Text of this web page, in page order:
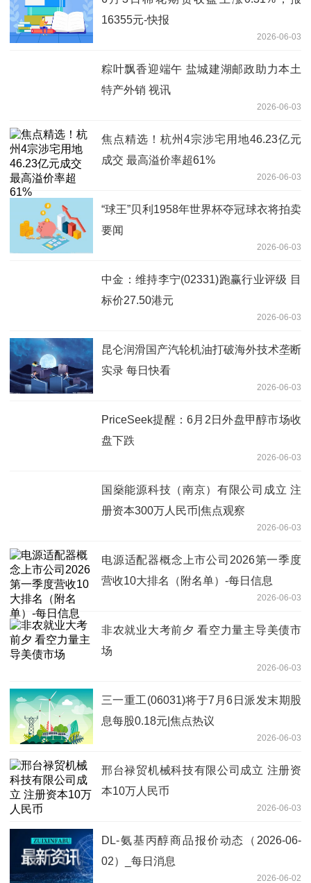
16355元-快报
2026-06-03
粽叶飘香迎端午 盐城建湖邮政助力本土
特产外销 视讯
2026-06-03
焦点精选！杭州4宗涉宅用地46.23亿元
成交 最高溢价率超61%
2026-06-03
“球王”贝利1958年世界杯夺冠球衣将拍卖
要闻
2026-06-03
中金：维持李宁(02331)跑赢行业评级 目
标价27.50港元
2026-06-03
昆仑润滑国产汽轮机油打破海外技术垄断
实录 每日快看
2026-06-03
PriceSeek提醒：6月2日外盘甲醇市场收
盘下跌
2026-06-03
国燊能源科技（南京）有限公司成立 注
册资本300万人民币|焦点观察
2026-06-03
电源适配器概念上市公司2026第一季度
营收10大排名（附名单）-每日信息
2026-06-03
非农就业大考前夕 看空力量主导美债市
场
2026-06-03
三一重工(06031)将于7月6日派发末期股
息每股0.18元|焦点热议
2026-06-03
邢台禄贸机械科技有限公司成立 注册资
本10万人民币
2026-06-03
DL-氨基丙醇商品报价动态（2026-06-
02）_每日消息
2026-06-02